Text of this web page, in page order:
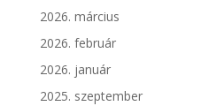
2026. március
2026. február
2026. január
2025. szeptember